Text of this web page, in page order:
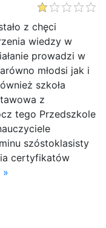
z chęci
wiedzy w
prowadzi w
młodsi jak i
szkoła
z
tego Przedszkole
szóstoklasisty
certyfikatów
»